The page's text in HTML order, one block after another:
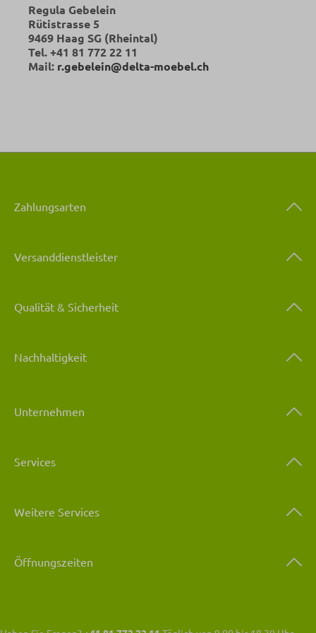
Regula Gebelein
Rütistrasse 5
9469 Haag SG (Rheintal)
Tel. +41 81 772 22 11
Mail: r.gebelein@delta-moebel.ch
Zahlungsarten
Versanddienstleister
Qualität & Sicherheit
Nachhaltigkeit
Unternehmen
Services
Weitere Services
Öffnungszeiten